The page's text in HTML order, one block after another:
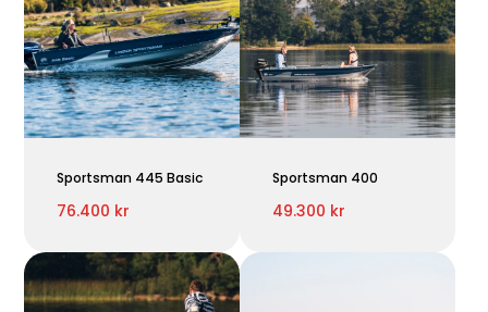
Sportsman 445 Basic
76.400 kr
Sportsman 400
49.300 kr